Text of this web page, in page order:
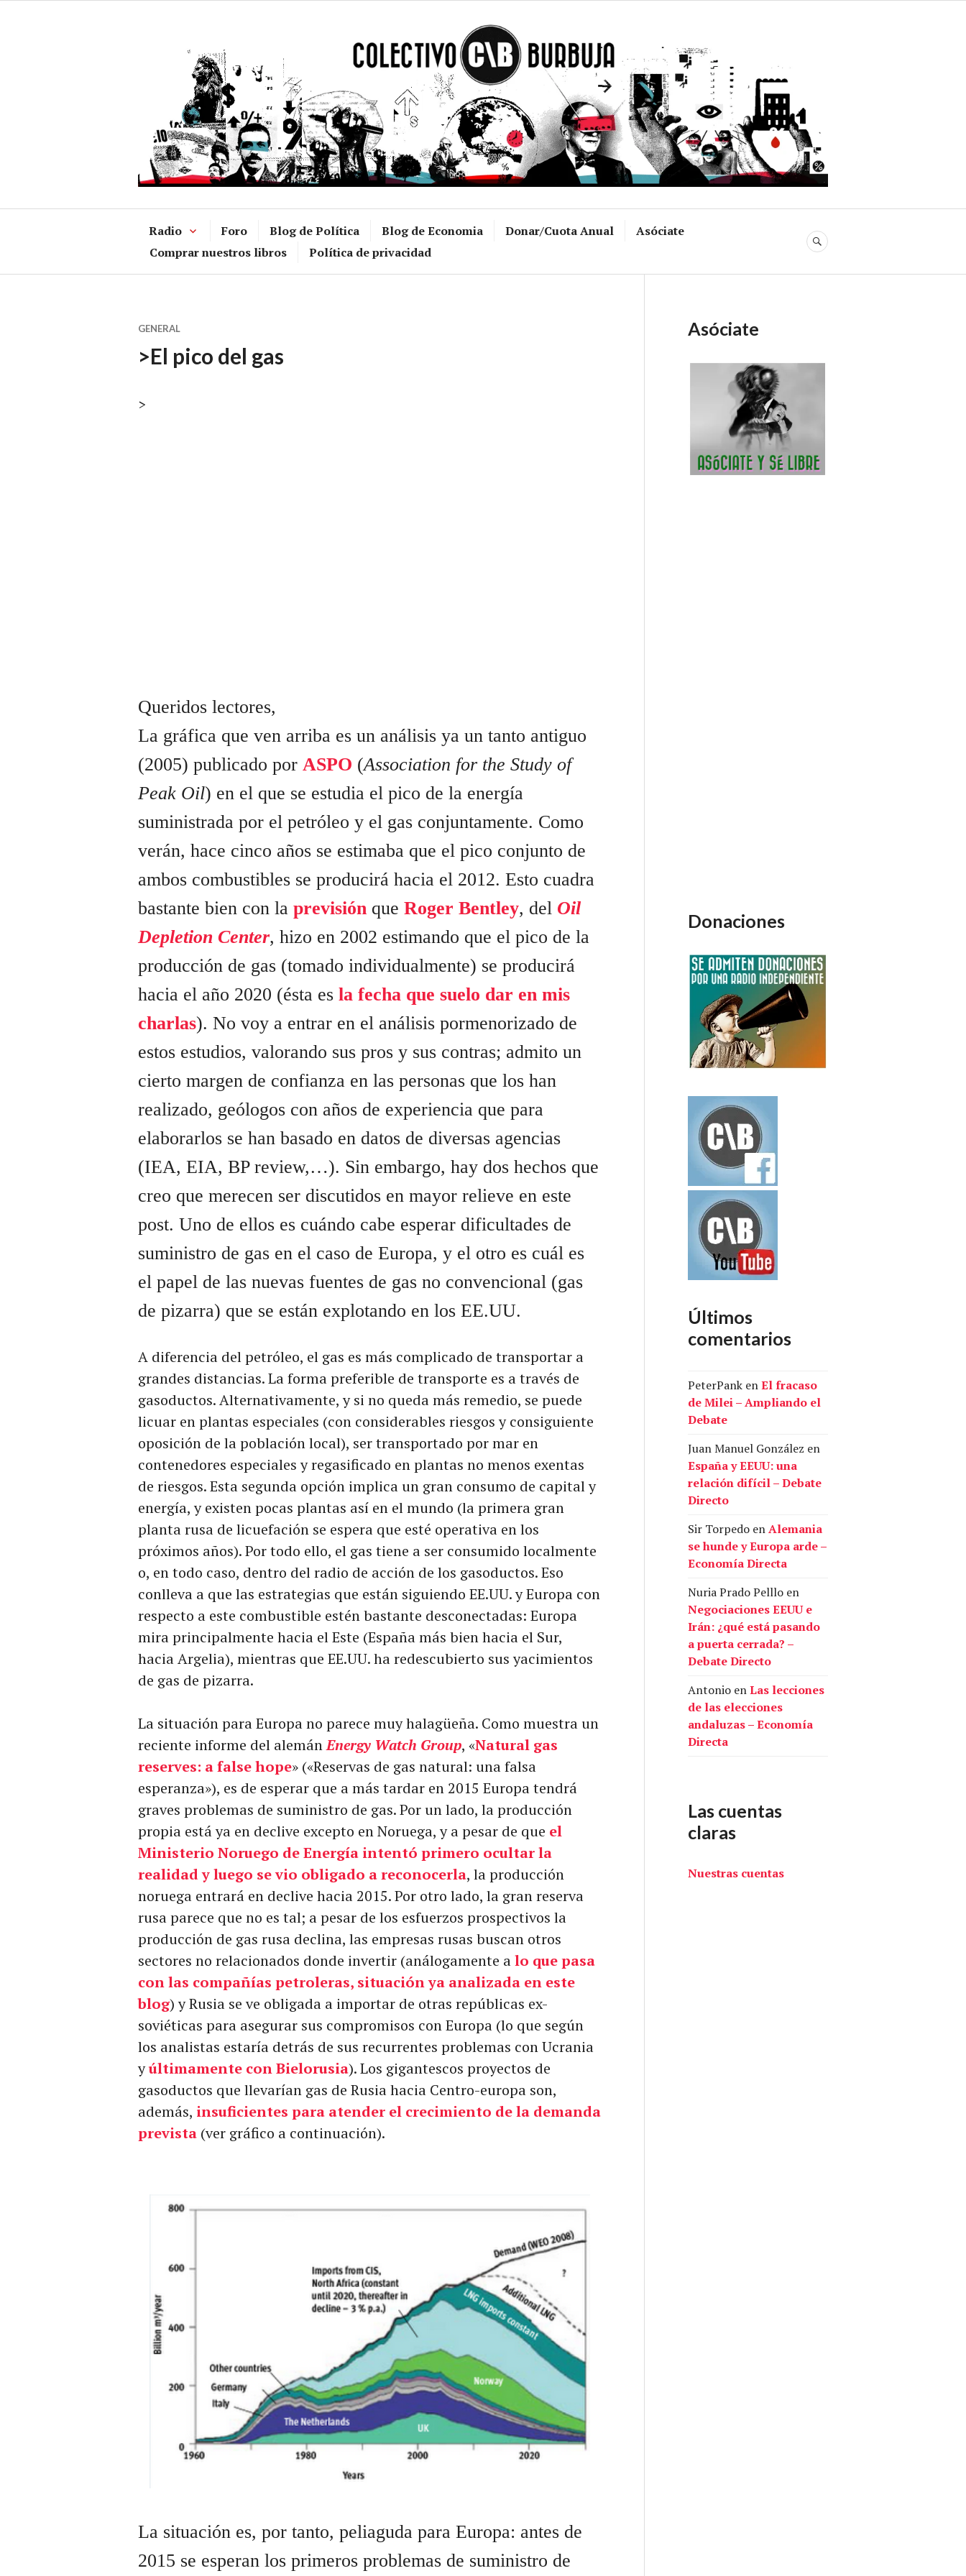
Radio Foro Blog de Política Blog de Economia Donar/Cuota Anual
Asóciate
Comprar nuestros libros
Política de privacidad
BUSCAR
GENERAL
>El pico del gas
>
Queridos lectores,
La gráfica que ven arriba es un análisis ya un tanto antiguo
(2005) publicado por ASPO (Association for the Study of
Peak Oil) en el que se estudia el pico de la energía
suministrada por el petróleo y el gas conjuntamente. Como
verán, hace cinco años se estimaba que el pico conjunto de
ambos combustibles se producirá hacia el 2012. Esto cuadra
bastante bien con la previsión que Roger Bentley, del Oil
Depletion Center, hizo en 2002 estimando que el pico de la
producción de gas (tomado individualmente) se producirá
hacia el año 2020 (ésta es la fecha que suelo dar en mis
charlas). No voy a entrar en el análisis pormenorizado de
estos estudios, valorando sus pros y sus contras; admito un
cierto margen de confianza en las personas que los han
realizado, geólogos con años de experiencia que para
elaborarlos se han basado en datos de diversas agencias
(IEA, EIA, BP review,…). Sin embargo, hay dos hechos que
creo que merecen ser discutidos en mayor relieve en este
post. Uno de ellos es cuándo cabe esperar dificultades de
suministro de gas en el caso de Europa, y el otro es cuál es
el papel de las nuevas fuentes de gas no convencional (gas
de pizarra) que se están explotando en los EE.UU.
A diferencia del petróleo, el gas es más complicado de transportar a
grandes distancias. La forma preferible de transporte es a través de
gasoductos. Alternativamente, y si no queda más remedio, se puede
licuar en plantas especiales (con considerables riesgos y consiguiente
oposición de la población local), ser transportado por mar en
contenedores especiales y regasificado en plantas no menos exentas
de riesgos. Esta segunda opción implica un gran consumo de capital y
energía, y existen pocas plantas así en el mundo (la primera gran
planta rusa de licuefación se espera que esté operativa en los
próximos años). Por todo ello, el gas tiene a ser consumido localmente
o, en todo caso, dentro del radio de acción de los gasoductos. Eso
conlleva a que las estrategias que están siguiendo EE.UU. y Europa con
respecto a este combustible estén bastante desconectadas: Europa
mira principalmente hacia el Este (España más bien hacia el Sur,
hacia Argelia), mientras que EE.UU. ha redescubierto sus yacimientos
de gas de pizarra.
La situación para Europa no parece muy halagüeña. Como muestra un
reciente informe del alemánEnergy Watch Group, «Natural gas
reserves: a false hope» («Reservas de gas natural: una falsa
esperanza»), es de esperar que a más tardar en 2015 Europa tendrá
graves problemas de suministro de gas. Por un lado, la producción
propia está ya en declive excepto en Noruega, y a pesar de que el
Ministerio Noruego de Energía intentó primero ocultar la
realidad y luego se vio obligado a reconocerla, la producción
noruega entrará en declive hacia 2015. Por otro lado, la gran reserva
rusa parece que no es tal; a pesar de los esfuerzos prospectivos la
producción de gas rusa declina, las empresas rusas buscan otros
sectores no relacionados donde invertir (análogamente alo que pasa
con las compañías petroleras, situación ya analizada en este
blog) y Rusia se ve obligada a importar de otras repúblicas ex-
soviéticas para asegurar sus compromisos con Europa (lo que según
los analistas estaría detrás de sus recurrentes problemas con Ucrania
yúltimamente con Bielorusia). Los gigantescos proyectos de
gasoductos que llevarían gas de Rusia hacia Centro-europa son,
además, insuficientes para atender el crecimiento de la demanda
prevista (ver gráfico a continuación).
La situación es, por tanto, peliaguda para Europa: antes de
2015 se esperan los primeros problemas de suministro de
Asóciate
Donaciones
Últimos
comentarios
PeterPank enEl fracaso
de Milei – Ampliando el
Debate
Juan Manuel González en
España y EEUU: una
relación difícil – Debate
Directo
Sir Torpedo enAlemania
se hunde y Europa arde –
Economía Directa
Nuria Prado Pelllo en
Negociaciones EEUU e
Irán: ¿qué está pasando
a puerta cerrada? –
Debate Directo
Antonio enLas lecciones
de las elecciones
andaluzas – Economía
Directa
Las cuentas
claras
Nuestras cuentas